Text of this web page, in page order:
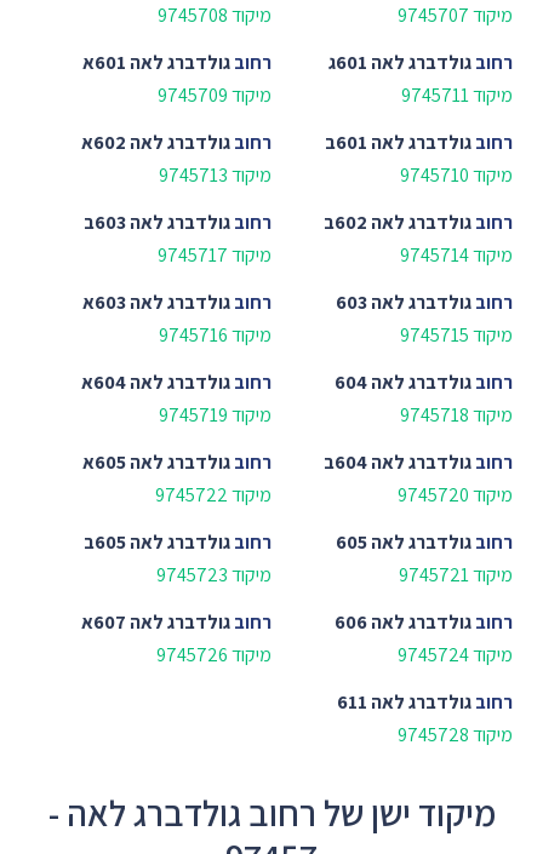
מיקוד 9745707
מיקוד 9745708
רחובגולדברג לאה 601ג
מיקוד 9745711
רחובגולדברג לאה 601א
מיקוד 9745709
רחובגולדברג לאה 601ב
מיקוד 9745710
רחובגולדברג לאה 602א
מיקוד 9745713
רחובגולדברג לאה 602ב
מיקוד 9745714
רחובגולדברג לאה 603ב
מיקוד 9745717
רחובגולדברג לאה 603
מיקוד 9745715
רחובגולדברג לאה 603א
מיקוד 9745716
רחובגולדברג לאה 604
מיקוד 9745718
רחובגולדברג לאה 604א
מיקוד 9745719
רחובגולדברג לאה 604ב
מיקוד 9745720
רחובגולדברג לאה 605א
מיקוד 9745722
רחובגולדברג לאה 605
מיקוד 9745721
רחובגולדברג לאה 605ב
מיקוד 9745723
רחובגולדברג לאה 606
מיקוד 9745724
רחובגולדברג לאה 607א
מיקוד 9745726
רחובגולדברג לאה 611
מיקוד 9745728
מיקוד ישן של רחוב גולדברג לאה -